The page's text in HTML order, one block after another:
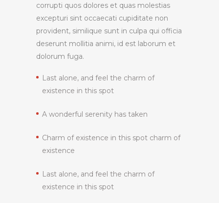
corrupti quos dolores et quas molestias
excepturi sint occaecati cupiditate non
provident, similique sunt in culpa qui officia
deserunt mollitia animi, id est laborum et
dolorum fuga.
Last alone, and feel the charm of
existence in this spot
A wonderful serenity has taken
Charm of existence in this spot charm of
existence
Last alone, and feel the charm of
existence in this spot